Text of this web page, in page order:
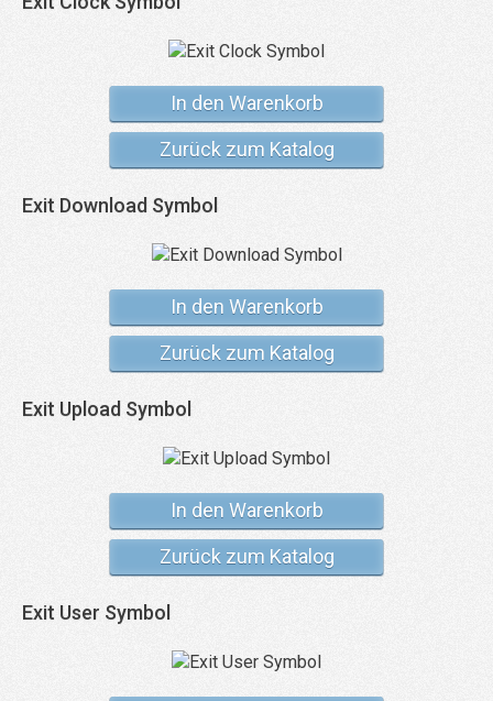
In den Warenkorb
Zurück zum Katalog
Exit Download Symbol
In den Warenkorb
Zurück zum Katalog
Exit Upload Symbol
In den Warenkorb
Zurück zum Katalog
Exit User Symbol